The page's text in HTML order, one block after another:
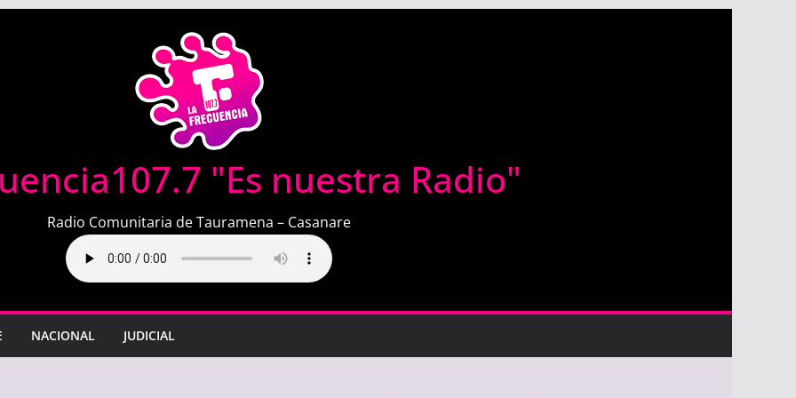
"Es nuestra Radio"
Radio Comunitaria de Tauramena – Casanare
NACIONAL JUDICIAL